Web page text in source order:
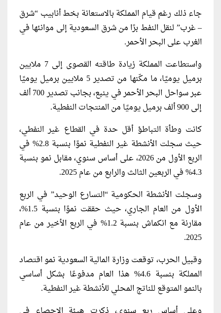
جاء ذلك رغم قيام المملكة بالاستعانة بخط أنابيب “شرق
– غرب” لنقل النفط برًا من شرق السعودية إلى موانئها في
الغرب على البحر الأحمر.
واستطاعت المملكة زيادة طاقته القصوى إلى 7 ملايين
برميل يوميًا، ما مكّنها من تصدير 5 ملايين برميل يوميًا
عبر سواحل البحر الأحمر في ينبع، بجانب تصدير 700 ألف
إلى 900 ألف برميل يوميًا من المنتجات النفطية.
كانت وطأة التباطؤ أقل حدة في القطاع غير النفطي،
حيث سجلت الأنشطة غير النفطية نموًا بنسبة 2.8% في
الربع الأول من 2026، على أساس سنوي، مقابل نمو بنسبة
4.3% في الربعين الثالث والرابع من عام 2025.
وسجلت الأنشطة الحكومية “التسارع الوحيد” في الربع
الأول من العام الجاري، حيث حققت نموًا بنسبة 1.5%،
مقارنة مع انكماش بنسبة 1.2% في الربع الأخير من عام
2025.
وقبيل الحرب، توقعت وزارة المالية السعودية نمو اقتصاد
المملكة بنسبة 4.6% هذا العام مدفوعًا بشكل أساسي
بالنمو المتوقع للناتج المحلي للأنشطة غير النفطية.